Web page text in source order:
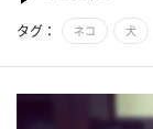
タグ： ネコ 犬